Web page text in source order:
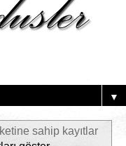
▼
sahip kayıtlar